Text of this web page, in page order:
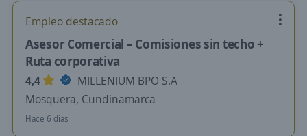
Empleo destacado
Asesor Comercial – Comisiones sin techo +
Ruta corporativa
4,4
MILLENIUM BPO S.A
Mosquera, Cundinamarca
Hace 6 días